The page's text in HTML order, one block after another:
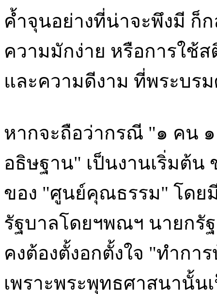
ค้ำจุนอย่างที่น่าจะพึงมี ก็
ความมักง่าย หรือการใช้
และความดีงาม ที่พระบร
หากจะถือว่ากรณี "๑ คน
อธิษฐาน" เป็นงานเริ่มต้น
ของ "ศูนย์คุณธรรม" โดย
รัฐบาลโดยฯพณฯ นายก
คงต้องตั้งอกตั้งใจ "ทำก
เพราะพระพุทธศาสนานั้